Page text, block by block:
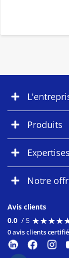
Produits
Expertises
Notre
Avis clients
0.0 / 5 ★★★★
★★★★
0 avis clients